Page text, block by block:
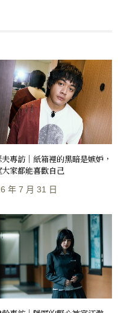
專訪｜紙箱裡的黑暗是嫉妒，
家都能喜歡自己
年 7 月 31 日